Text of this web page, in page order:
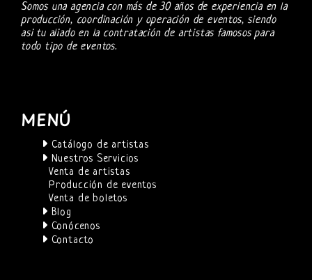
Somos una agencia con más de 30 años de experiencia en la
producción, coordinación y operación de eventos, siendo
asi tu aliado en la contratación de artistas famosos para
todo tipo de eventos.
MENÚ
Catálogo de artistas
Nuestros Servicios
Venta de artistas
Producción de eventos
Venta de boletos
Blog
Conócenos
Contacto